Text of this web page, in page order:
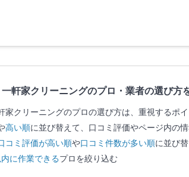
軒家クリーニングのプロ・業者の選び方
家クリーニングのプロの選び方は、重視するポイ
高い順に並び替えて、口コミ評価やページ内の
コミ評価が高い順や口コミ件数が多い順に並び
に作業できるプロを絞り込む